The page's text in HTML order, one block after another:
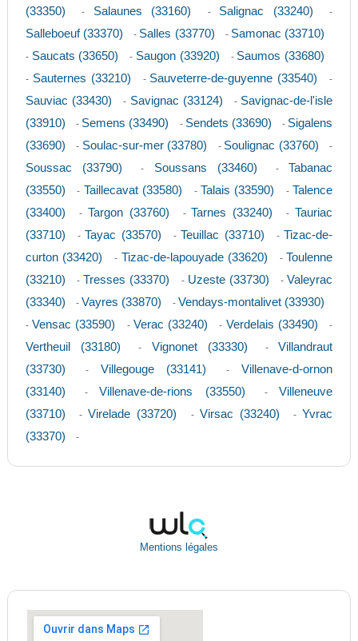
(33350)
- Salaunes (33160) - Salignac (33240) -
Salleboeuf (33370) - Salles (33770) - Samonac (33710)
- Saucats (33650) - Saugon (33920) - Saumos (33680)
- Sauternes (33210) - Sauveterre-de-guyenne (33540) -
Sauviac (33430) - Savignac (33124) - Savignac-de-l'isle
(33910)
- Semens (33490) - Sendets (33690) - Sigalens
(33690)
- Soulac-sur-mer (33780) - Soulignac (33760) -
Soussac (33790) - Soussans (33460) - Tabanac
(33550)
- Taillecavat (33580) - Talais (33590) - Talence
(33400)
- Targon (33760) - Tarnes (33240) - Tauriac
(33710)
- Tayac (33570) - Teuillac (33710) - Tizac-de-
curton (33420)
- Tizac-de-lapouyade (33620) - Toulenne
(33210)
- Tresses (33370) - Uzeste (33730) - Valeyrac
(33340)
- Vayres (33870) - Vendays-montalivet (33930)
- Vensac (33590) - Verac (33240) - Verdelais (33490) -
Vertheuil (33180) - Vignonet (33330) - Villandraut
(33730)
- Villegouge (33141) - Villenave-d-ornon
(33140)
- Villenave-de-rions (33550) - Villeneuve
(33710)
- Virelade (33720) - Virsac (33240) - Yvrac
(33370)
-
Mentions légales